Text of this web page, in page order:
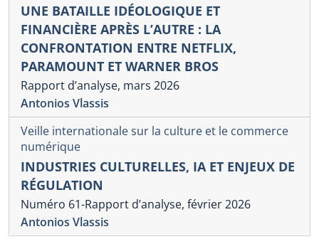
UNE BATAILLE IDÉOLOGIQUE ET
FINANCIÈRE APRÈS L’AUTRE : LA
CONFRONTATION ENTRE NETFLIX,
PARAMOUNT ET WARNER BROS
Rapport d’analyse, mars 2026
Antonios Vlassis
Veille internationale sur la culture et le commerce
numérique
INDUSTRIES CULTURELLES, IA ET ENJEUX DE
RÉGULATION
Numéro 61-Rapport d’analyse, février 2026
Antonios Vlassis